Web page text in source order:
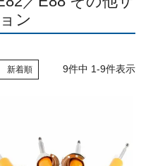
ン
新着順 9件中 1-9件表示